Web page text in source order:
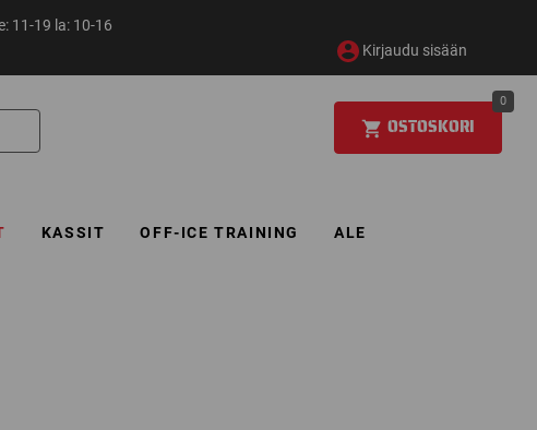
11-19 la: 10-16
Kirjaudu sisään
OSTOSKORI
0
KASSIT OFF-ICE TRAINING ALE